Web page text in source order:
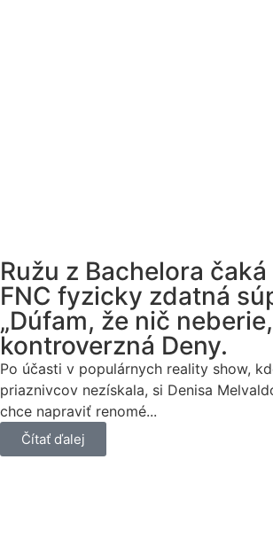
Ružu z Bachelora
FNC fyzicky zdatná
„Dúfam, že nič
kontroverzná Deny.
Po účasti v populárnych reality show,
priaznivcov nezískala, si Denisa
chce napraviť renomé...
Čítať ďalej